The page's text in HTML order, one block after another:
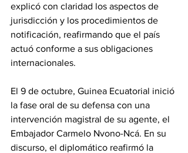
explicó con claridad los aspectos de
jurisdicción y los procedimientos de
notificación, reafirmando que el país
actuó conforme a sus obligaciones
internacionales.
El 9 de octubre, Guinea Ecuatorial inició
la fase oral de su defensa con una
intervención magistral de su agente, el
Embajador Carmelo Nvono-Ncá. En su
discurso, el diplomático reafirmó la